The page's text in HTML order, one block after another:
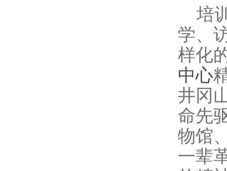
培
学、
样化
中心
井冈
命先
物馆
一辈